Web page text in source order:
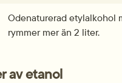
Odenaturerad etylalkohol
rymmer mer än 2 liter.
av etanol